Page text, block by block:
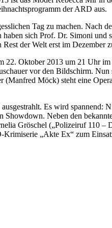
der ARD aus.
Tag zu machen. Nach
sich Prof. Dr. Simoni und
der Welt erst im
Oktober 2013 um 21 Uhr
vor den Bildschirm.
Möck) steht eine
Es wird spannend:
Neben den
Gröschel („Polizeiruf 110
„Akte Ex“ zum